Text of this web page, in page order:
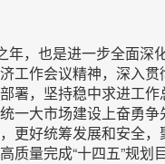
年，也是进一步全面
工作会议精神，深入
署，坚持稳中求进工
一大市场建设上奋勇
更好统筹发展和安全
质量完成“十四五”规